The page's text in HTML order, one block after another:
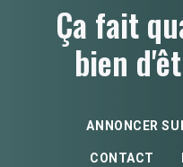
Ça fait
bien
ANNONCER
CONTACT